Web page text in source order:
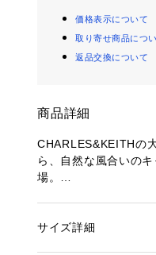
価格表示について
取り寄せ商品につ
返品交換について
商品詳細
CHARLES&KEITHの
ら、自然な風合いの
場。
れ変わりました。
性別：レディース
サイズ詳細